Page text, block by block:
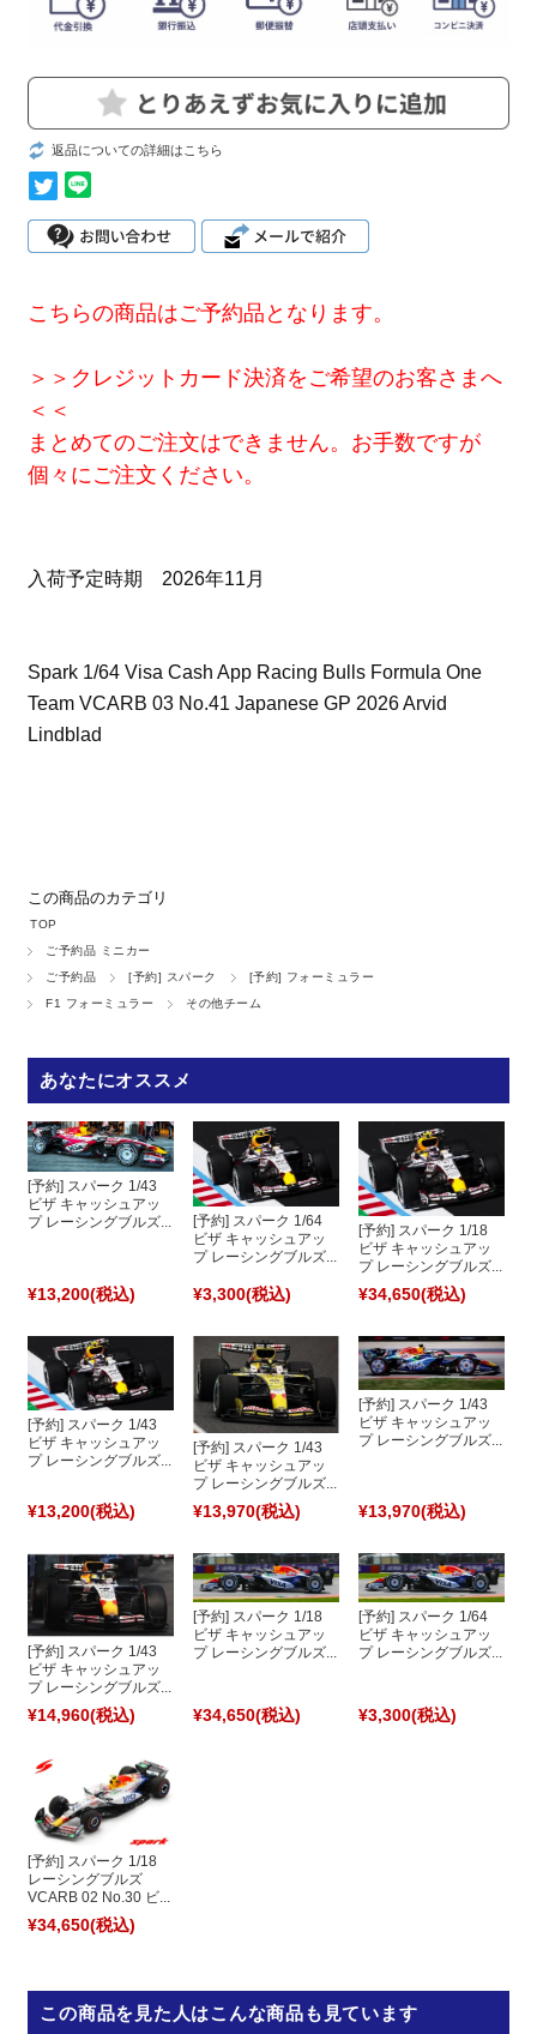
返品についての詳細はこちら
こちらの商品はご予約品となります。
＞＞クレジットカード決済をご希望のお客さまへ
＜＜
まとめてのご注文はできません。お手数ですが
個々にご注文ください。
入荷予定時期 2026年11月
Spark 1/64 Visa Cash App Racing Bulls Formula One
Team VCARB 03 No.41 Japanese GP 2026 Arvid
Lindblad
この商品のカテゴリ
TOP
ご予約品 ミニカー
ご予約品
[予約] スパーク
[予約] フォーミュラー
F1 フォーミュラー
その他チーム
あなたにオススメ
[予約] スパーク 1/43
ビザ キャッシュアッ
プ レーシングブルズ...
¥13,200(税込)
[予約] スパーク 1/64
ビザ キャッシュアッ
プ レーシングブルズ...
¥3,300(税込)
[予約] スパーク 1/18
ビザ キャッシュアッ
プ レーシングブルズ...
¥34,650(税込)
[予約] スパーク 1/43
ビザ キャッシュアッ
プ レーシングブルズ...
¥13,200(税込)
[予約] スパーク 1/43
ビザ キャッシュアッ
プ レーシングブルズ...
¥13,970(税込)
[予約] スパーク 1/43
ビザ キャッシュアッ
プ レーシングブルズ...
¥13,970(税込)
[予約] スパーク 1/43
ビザ キャッシュアッ
プ レーシングブルズ...
¥14,960(税込)
[予約] スパーク 1/18
ビザ キャッシュアッ
プ レーシングブルズ...
¥34,650(税込)
[予約] スパーク 1/64
ビザ キャッシュアッ
プ レーシングブルズ...
¥3,300(税込)
[予約] スパーク 1/18
レーシングブルズ
VCARB 02 No.30 ビ...
¥34,650(税込)
この商品を見た人はこんな商品も見ています